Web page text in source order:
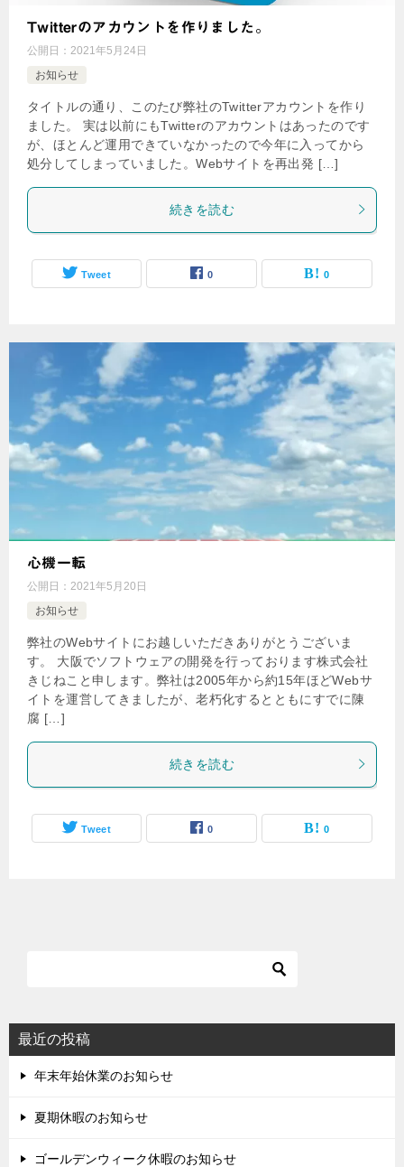
Twitterのアカウントを作りました。
公開日： 2021年5月24日
お知らせ
タイトルの通り、このたび弊社のTwitterアカウントを作り
ました。 実は以前にもTwitterのアカウントはあったのです
が、ほとんど運用できていなかったので今年に入ってから
処分してしまっていました。Webサイトを再出発 […]
続きを読む
Tweet 0 0
心機一転
公開日： 2021年5月20日
お知らせ
弊社のWebサイトにお越しいただきありがとうございま
す。 大阪でソフトウェアの開発を行っております株式会社
きじねこと申します。弊社は2005年から約15年ほどWebサ
イトを運営してきましたが、老朽化するとともにすでに陳
腐 […]
続きを読む
Tweet 0 0
最近の投稿
年末年始休業のお知らせ
夏期休暇のお知らせ
ゴールデンウィーク休暇のお知らせ